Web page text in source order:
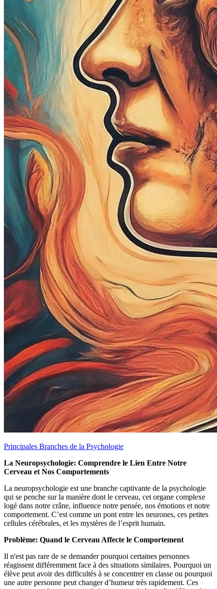
Principales Branches de la Psychologie
La Neuropsychologie: Comprendre le Lien Entre Notre
Cerveau et Nos Comportements
La neuropsychologie est une branche captivante de la psychologie
qui se penche sur la manière dont le cerveau, cet organe complexe
logé dans notre crâne, influence notre pensée, nos émotions et notre
comportement. C’est comme un pont entre les neurones, ces petites
cellules cérébrales, et les mystères de l’esprit humain.
Problème: Quand le Cerveau Affecte le Comportement
Il n'est pas rare de se demander pourquoi certaines personnes
réagissent différemment face à des situations similaires. Pourquoi un
élève peut avoir des difficultés à se concentrer en classe ou pourquoi
une autre personne peut changer d’humeur très rapidement. Ces